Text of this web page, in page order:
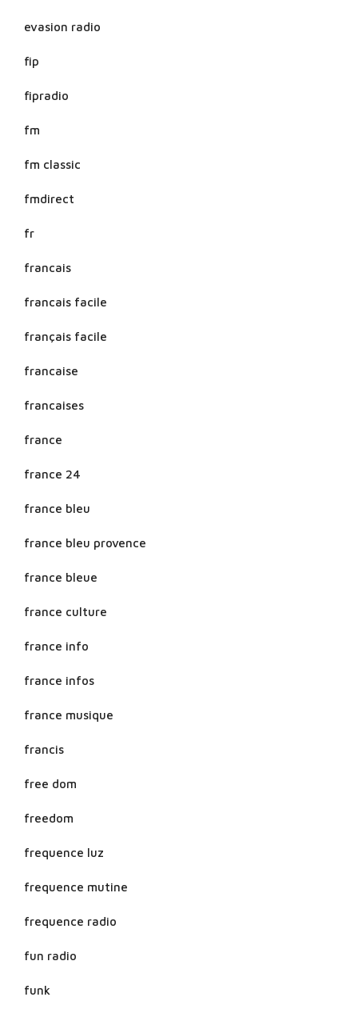
evasion radio
fip
fipradio
fm
fm classic
fmdirect
fr
francais
francais facile
français facile
francaise
francaises
france
france 24
france bleu
france bleu provence
france bleue
france culture
france info
france infos
france musique
francis
free dom
freedom
frequence luz
frequence mutine
frequence radio
fun radio
funk